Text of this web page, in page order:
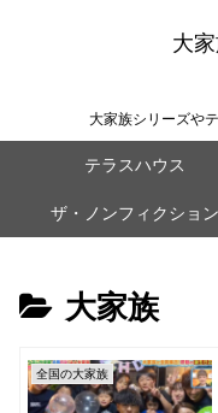
大
大家族シリーズや
テラスハウス
ザ・ノンフィクション
大家族
全国の大家族